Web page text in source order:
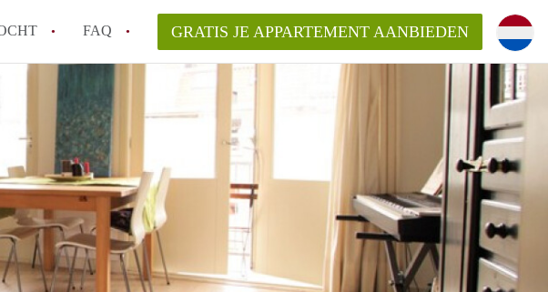
FAQ
Huur en wat betekent die voor mij als huurder in
van het huren van een appartement in Amsterdam?
goedkoop appartement in Amsterdam?
van een verhuurder van een huur appartement?
appartement huren of kopen in Amsterdam?
vragen
GRATIS JE APPARTEMENT AANBIEDEN